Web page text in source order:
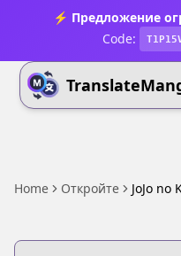
⚡ Предложение
Code:
Home Откройте JoJo no